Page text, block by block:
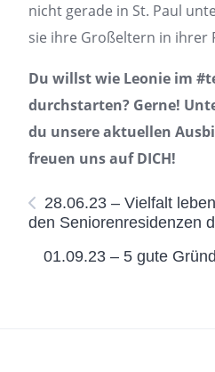
nicht gerade in St. Paul
sie ihre Großeltern in ihrer
Du willst wie Leonie im
durchstarten? Gerne!
du unsere aktuellen
freuen uns auf DICH!
28.06.23 – Vielfalt
den Seniorenresidenzen
01.09.23 – 5 gute